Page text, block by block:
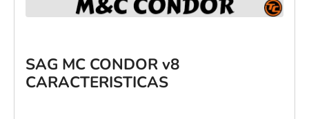
SAG MC CONDOR v8
CARACTERISTICAS